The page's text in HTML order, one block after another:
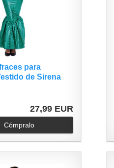
para
de Sirena
27,99 EUR
Cómpralo